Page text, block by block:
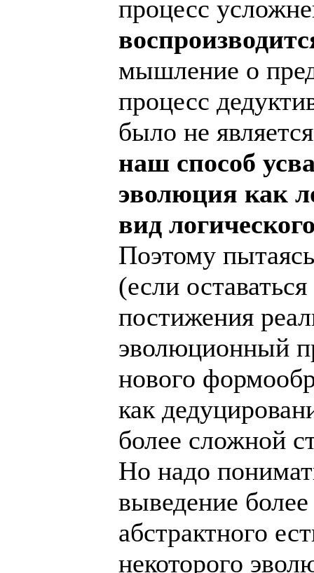
процесс
мышление о
процесс
было не
наш способ
эволюция как
вид
Поэтому
(если
постижения
эволюционный
нового
как
более сложной
Но надо
выведение
абстрактного
некоторого